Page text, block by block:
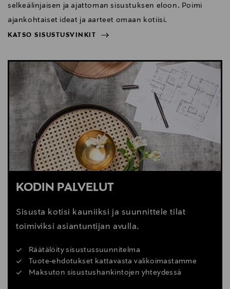
selkeälinjaisen ja ajattoman sisustuksen eloon. Poimi
ajankohtaiset ideat ja aarteet omaan kotiisi.
KATSO SISUSTUSVINKIT
KATSO SISUSTUSVINKIT
KODIN PALVELUT
Sisusta kotisi kauniiksi ja suunnittele tilat
toimiviksi asiantuntijan avulla.
Räätälöity sisustussuunnitelma
Tuote-ehdotukset kattavasta valikoimastamme
Maksuton sisustushankintojen yhteydessä